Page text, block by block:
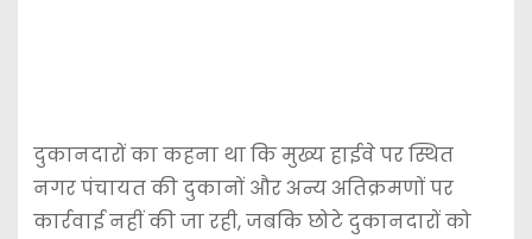
दुकानदारों का कहना था कि मुख्य हाईवे पर स्थित
नगर पंचायत की दुकानों और अन्य अतिक्रमणों पर
कार्रवाई नहीं की जा रही, जबकि छोटे दुकानदारों को